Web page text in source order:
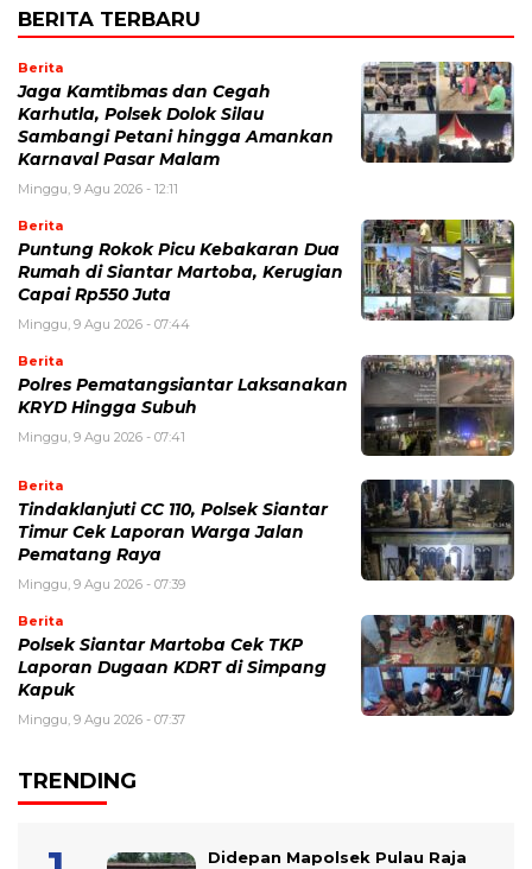
BERITA TERBARU
Berita
Jaga Kamtibmas dan Cegah
Karhutla, Polsek Dolok Silau
Sambangi Petani hingga Amankan
Karnaval Pasar Malam
Minggu, 9 Agu 2026 - 12:11
Berita
Puntung Rokok Picu Kebakaran Dua
Rumah di Siantar Martoba, Kerugian
Capai Rp550 Juta
Minggu, 9 Agu 2026 - 07:44
Berita
Polres Pematangsiantar Laksanakan
KRYD Hingga Subuh
Minggu, 9 Agu 2026 - 07:41
Berita
Tindaklanjuti CC 110, Polsek Siantar
Timur Cek Laporan Warga Jalan
Pematang Raya
Minggu, 9 Agu 2026 - 07:39
Berita
Polsek Siantar Martoba Cek TKP
Laporan Dugaan KDRT di Simpang
Kapuk
Minggu, 9 Agu 2026 - 07:37
TRENDING
Didepan Mapolsek Pulau Raja